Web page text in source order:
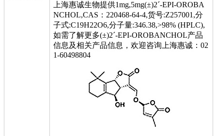
上海惠诚生物提供1mg,5mg(±)2´-EPI-OROBA
NCHOL,CAS：220468-64-4,货号:Z257001,分
子式:C19H22O6,分子量:346.38,>98% (HPLC),
如需了解更多(±)2´-EPI-OROBANCHOL产品
信息及相关产品信息，欢迎咨询上海惠诚：02
1-60498804